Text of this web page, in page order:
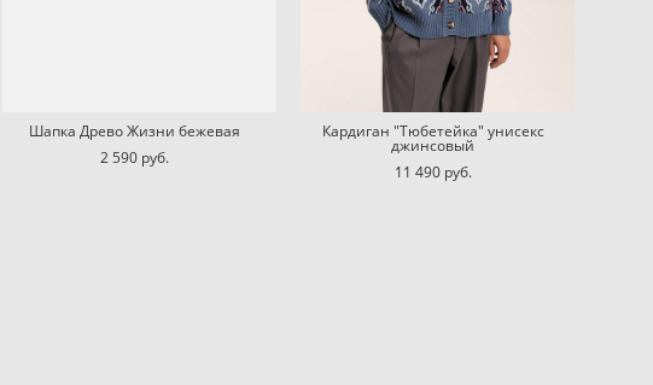
Шапка Древо Жизни бежевая
2 590 pуб.
Кардиган "Тюбетейка" унисекс
джинсовый
11 490 pуб.